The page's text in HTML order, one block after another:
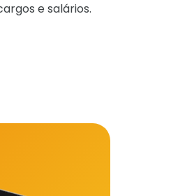
e salários.